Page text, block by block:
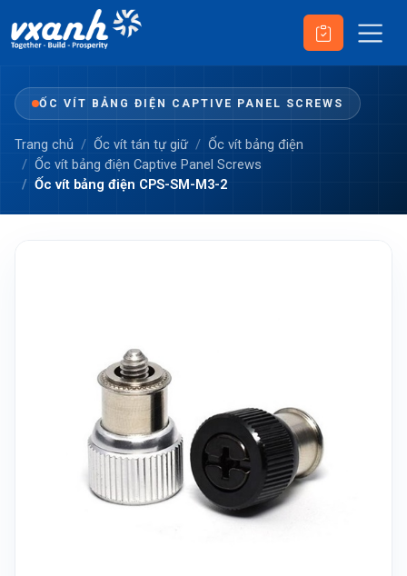
ỐC VÍT BẢNG ĐIỆN CAPTIVE PANEL SCREWS
Trang chủ Ốc vít tán tự giữ
Ốc vít bảng điện
Ốc vít bảng điện Captive Panel Screws
Ốc vít bảng điện CPS-SM-M3-2